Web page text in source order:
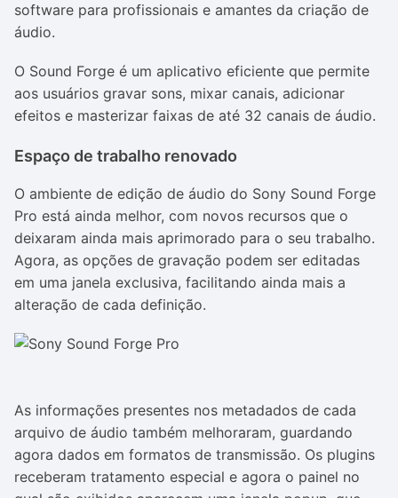
software para profissionais e amantes da criação de
áudio.
O Sound Forge é um aplicativo eficiente que permite
aos usuários gravar sons, mixar canais, adicionar
efeitos e masterizar faixas de até 32 canais de áudio.
Espaço de trabalho renovado
O ambiente de edição de áudio do Sony Sound Forge
Pro está ainda melhor, com novos recursos que o
deixaram ainda mais aprimorado para o seu trabalho.
Agora, as opções de gravação podem ser editadas
em uma janela exclusiva, facilitando ainda mais a
alteração de cada definição.
As informações presentes nos metadados de cada
arquivo de áudio também melhoraram, guardando
agora dados em formatos de transmissão. Os plugins
receberam tratamento especial e agora o painel no